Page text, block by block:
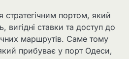
портом, який
вигідні ставки та доступ до
маршрутів. Саме тому
прибуває у порт Одеси,